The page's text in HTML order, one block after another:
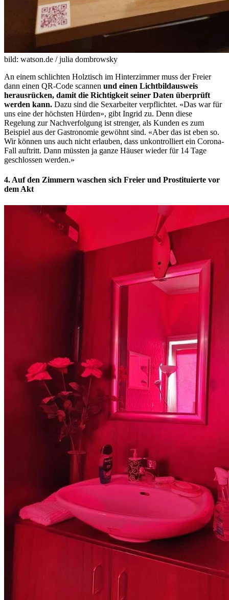
bild: watson.de / julia dombrowsky
An einem schlichten Holztisch im Hinterzimmer muss der Freier
dann einen QR-Code scannen und einen Lichtbildausweis
herausrücken, damit die Richtigkeit seiner Daten überprüft
werden kann. Dazu sind die Sexarbeiter verpflichtet. «Das war für
uns eine der höchsten Hürden», gibt Ingrid zu. Denn diese
Regelung zur Nachverfolgung ist strenger, als Kunden es zum
Beispiel aus der Gastronomie gewöhnt sind. «Aber das ist eben so.
Wir können uns auch nicht erlauben, dass unkontrolliert ein Corona-
Fall auftritt. Dann müssten ja ganze Häuser wieder für 14 Tage
geschlossen werden.»
4. Auf den Zimmern waschen sich Freier und Prostituierte vor
dem Akt